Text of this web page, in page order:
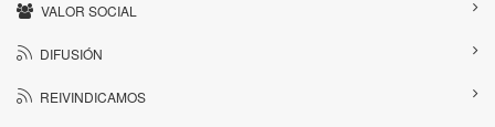
VALOR SOCIAL
DIFUSIÓN
REIVINDICAMOS